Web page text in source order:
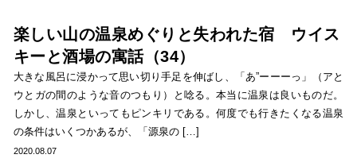
楽しい山の温泉めぐりと失われた宿 ウイス
キーと酒場の寓話（34）
大きな風呂に浸かって思い切り手足を伸ばし、「あ”ーーーっ」（アと
ウとガの間のような音のつもり）と唸る。本当に温泉は良いものだ。
しかし、温泉といってもピンキリである。何度でも行きたくなる温泉
の条件はいくつかあるが、「源泉の […]
2020.08.07